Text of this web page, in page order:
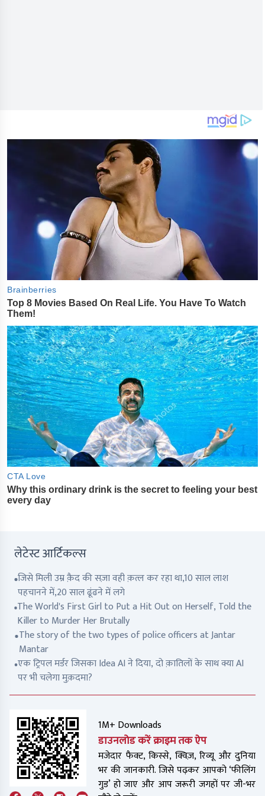
लेटेस्ट आर्टिकल्स
जिसे मिली उम्र क़ैद की सज़ा वही क़त्ल कर रहा था,10 साल लाश
पहचानने में,20 साल ढूंढने में लगे
The World's First Girl to Put a Hit Out on Herself, Told the
Killer to Murder Her Brutally
The story of the two types of police officers at Jantar
Mantar
एक ट्रिपल मर्डर जिसका Idea AI ने दिया, दो क़ातिलों के साथ क्या AI
पर भी चलेगा मुक़दमा?
1M+ Downloads
डाउनलोड करें क्राइम तक ऐप
मजेदार फैक्ट, किस्से, क्विज़, रिव्यू और दुनिया
भर की जानकारी. जिसे पढ़कर आपको ‘फीलिंग
गुड’ हो जाए और आप जरूरी जगहों पर जी-भर